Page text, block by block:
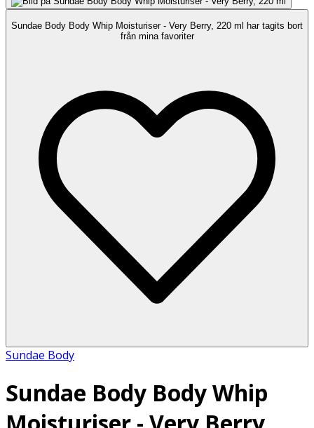
Sundae Body Body Whip Moisturiser - Very Berry, 220 ml har tagits bort
från mina favoriter
Sundae Body
Sundae Body Body Whip